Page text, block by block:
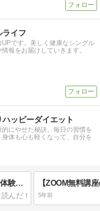
ライフ
UPです。美しく健康なシングル
報をお届けしていきます。
ッピーダイエット
にやせた秘訣。毎日の習慣を
体も心も軽くなって、自分を
陽性になっちゃいました「コロナ体験記」
5年前